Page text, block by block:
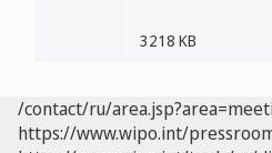
3218 KB
/contact/ru/
https://www.wipo.int/